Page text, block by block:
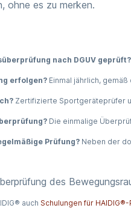
ohne es zu merken.
nach DGUV geprüft?
erfolgen? Einmal jährlich,
Zertifizierte Sportgeräteprüfer
Die einmalige
Prüfung? Neben der
des
auch Schulungen für